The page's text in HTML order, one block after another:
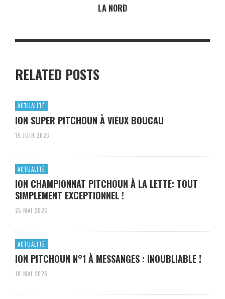
LA NORD
RELATED POSTS
ACTUALITÉ
ION SUPER PITCHOUN À VIEUX BOUCAU
15 JUIN 2026
ACTUALITÉ
ION CHAMPIONNAT PITCHOUN À LA LETTE: TOUT
SIMPLEMENT EXCEPTIONNEL !
25 MAI 2026
ACTUALITÉ
ION PITCHOUN N°1 À MESSANGES : INOUBLIABLE !
10 MAI 2026